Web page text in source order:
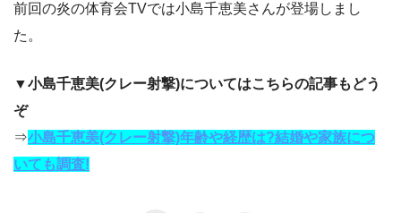
前回の炎の体育会TVでは小島千恵美さんが登場しまし
た。
▼小島千恵美(クレー射撃)についてはこちらの記事もどう
ぞ
⇒小島千恵美(クレー射撃)年齢や経歴は?結婚や家族につ
いても調査!